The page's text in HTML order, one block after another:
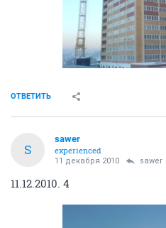
ОТВЕТИТЬ
S
sawer
experienced
11 декабря 2010 sawer
11.12.2010. 4